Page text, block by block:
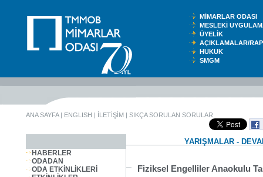
MİMARLAR ODASI
MESLEKİ
ÜYELİK
AÇIKLAMALAR/
HUKUK
SMGM
ANA SAYFA| ENGLISH | İLETİŞİM | SIKÇA SORULAN SORULAR
HABERLER
ODADAN
ODA ETKİNLİKLERİ
YARIŞMALAR -
Fiziksel Engelliler Anaokulu